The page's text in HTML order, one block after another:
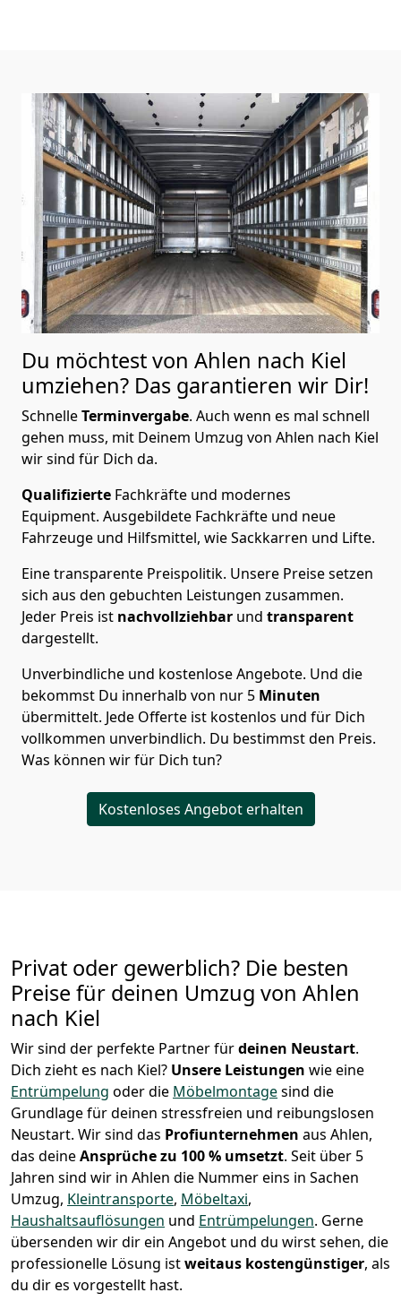
Du möchtest von Ahlen nach Kiel
umziehen? Das garantieren wir Dir!
SchnelleTerminvergabe. Auch wenn es mal schnell
gehen muss, mit Deinem Umzug von Ahlen nach Kiel
wir sind für Dich da.
Qualifizierte Fachkräfte und modernes
Equipment. Ausgebildete Fachkräfte und neue
Fahrzeuge und Hilfsmittel, wie Sackkarren und Lifte.
Eine transparente Preispolitik. Unsere Preise setzen
sich aus den gebuchten Leistungen zusammen.
Jeder Preis ist nachvollziehbar und transparent
dargestellt.
Unverbindliche und kostenlose Angebote. Und die
bekommst Du innerhalb von nur 5 Minuten
übermittelt. Jede Offerte ist kostenlos und für Dich
vollkommen unverbindlich. Du bestimmst den Preis.
Was können wir für Dich tun?
Kostenloses Angebot erhalten
Privat oder gewerblich? Die besten
Preise für deinen Umzug von Ahlen
nach Kiel
Wir sind der perfekte Partner fürdeinen Neustart.
Dich zieht es nach Kiel? Unsere Leistungen wie eine
Entrümpelung oder die Möbelmontagesind die
Grundlage für deinen stressfreien und reibungslosen
Neustart. Wir sind das Profiunternehmen aus Ahlen,
das deineAnsprüche zu 100 % umsetzt. Seit über 5
Jahren sind wir in Ahlen die Nummer eins in Sachen
Umzug, Kleintransporte, Möbeltaxi,
Haushaltsauflösungen und Entrümpelungen. Gerne
übersenden wir dir ein Angebot und du wirst sehen, die
professionelle Lösung istweitaus kostengünstiger, als
du dir es vorgestellt hast.